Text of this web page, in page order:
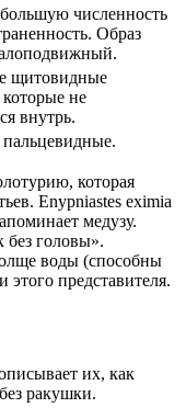
численность
Образ
щитовидные
не
внутрь.
которая
Enypniastes eximia
медузу.
головы».
воды (способны
представителя.
их, как
ракушки.